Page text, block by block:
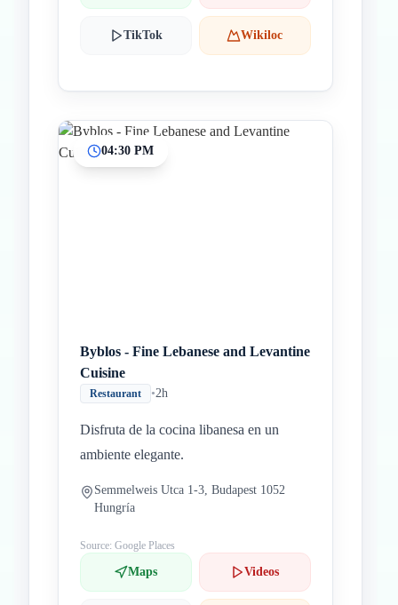
TikTok Wikiloc
04:30 PM
Byblos - Fine Lebanese and Levantine
Cuisine
Restaurant •2h
Disfruta de la cocina libanesa en un
ambiente elegante.
Semmelweis Utca 1-3, Budapest 1052
Hungría
Source: Google Places
Maps Videos